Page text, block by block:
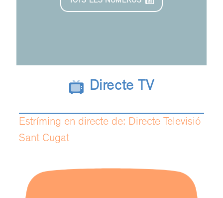
Directe TV
Estríming en directe de: Directe Televisió
Sant Cugat